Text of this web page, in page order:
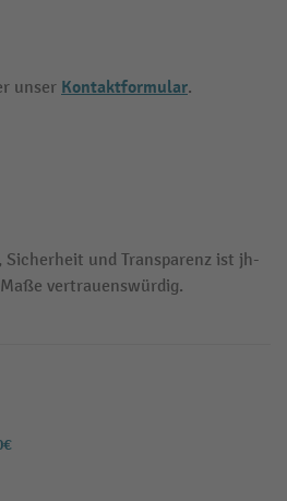
unser Kontaktformular.
und Transparenz ist jh-
vertrauenswürdig.